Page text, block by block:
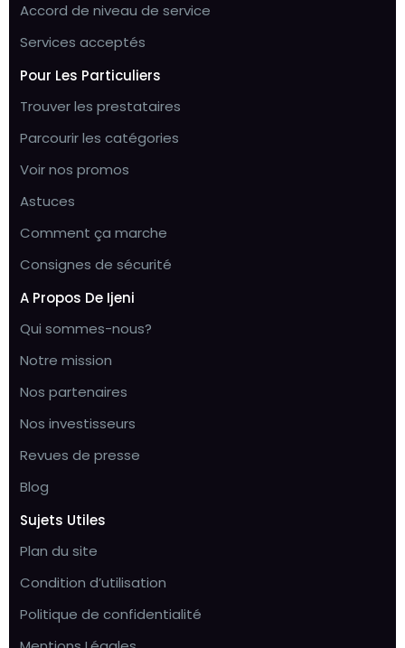
Accord de niveau de service
Services acceptés
Pour Les Particuliers
Trouver les prestataires
Parcourir les catégories
Voir nos promos
Astuces
Comment ça marche
Consignes de sécurité
A Propos De Ijeni
Qui sommes-nous?
Notre mission
Nos partenaires
Nos investisseurs
Revues de presse
Blog
Sujets Utiles
Plan du site
Condition d’utilisation
Politique de confidentialité